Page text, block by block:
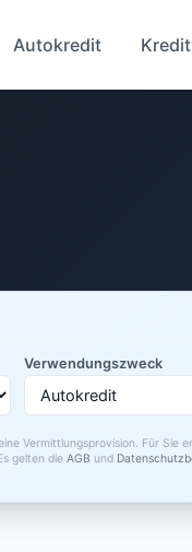
Autokredit
Verwendungszweck
Vermittlungsprovision. Für
gelten die AGB und